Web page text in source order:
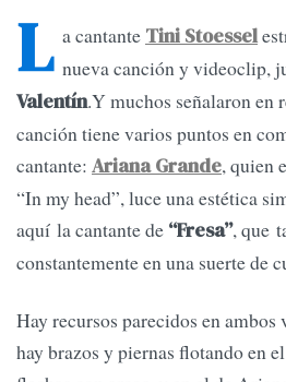
L a cantante Tini Stoessel
nueva canción y videoclip,
Valentín.Y muchos señalaron en
canción tiene varios puntos en
cantante: Ariana Grande, quien
“In my head”, luce una estética
aquí la cantante de “Fresa”, que
constantemente en una suerte de
Hay recursos parecidos en
hay brazos y piernas flotando en